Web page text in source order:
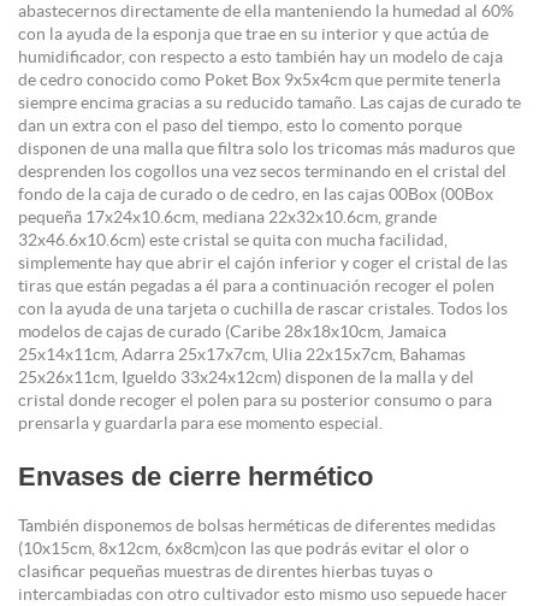
abastecernos directamente de ella manteniendo la humedad al 60%
con la ayuda de la esponja que trae en su interior y que actúa de
humidificador, con respecto a esto también hay un modelo de caja
de cedro conocido como Poket Box 9x5x4cm que permite tenerla
siempre encima gracias a su reducido tamaño. Las cajas de curado te
dan un extra con el paso del tiempo, esto lo comento porque
disponen de una malla que filtra solo los tricomas más maduros que
desprenden los cogollos una vez secos terminando en el cristal del
fondo de la caja de curado o de cedro, en las cajas 00Box (00Box
pequeña 17x24x10.6cm, mediana 22x32x10.6cm, grande
32x46.6x10.6cm) este cristal se quita con mucha facilidad,
simplemente hay que abrir el cajón inferior y coger el cristal de las
tiras que están pegadas a él para a continuación recoger el polen
con la ayuda de una tarjeta o cuchilla de rascar cristales. Todos los
modelos de cajas de curado (Caribe 28x18x10cm, Jamaica
25x14x11cm, Adarra 25x17x7cm, Ulia 22x15x7cm, Bahamas
25x26x11cm, Igueldo 33x24x12cm) disponen de la malla y del
cristal donde recoger el polen para su posterior consumo o para
prensarla y guardarla para ese momento especial.
Envases de cierre hermético
También disponemos de bolsas herméticas de diferentes medidas
(10x15cm, 8x12cm, 6x8cm)con las que podrás evitar el olor o
clasificar pequeñas muestras de direntes hierbas tuyas o
intercambiadas con otro cultivador esto mismo uso sepuede hacer